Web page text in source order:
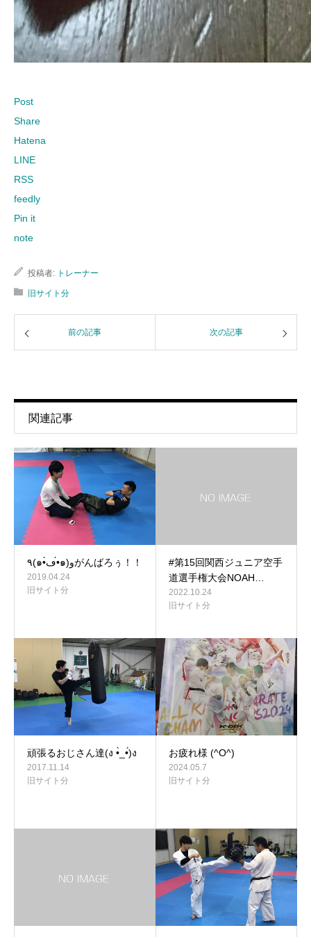
Post
Share
Hatena
LINE
RSS
feedly
Pin it
note
投稿者: トレーナー
旧サイト分
前の記事 次の記事
関連記事
٩(๑•̀ڡ•́๑)وがんばろぅ！！
2019.04.24
旧サイト分
#第15回関西ジュニア空手
道選手権大会NOAH…
2022.10.24
旧サイト分
頑張るおじさん達(ง •̀_•́)ง
2017.11.14
旧サイト分
お疲れ様 (^O^)
2024.05.7
旧サイト分